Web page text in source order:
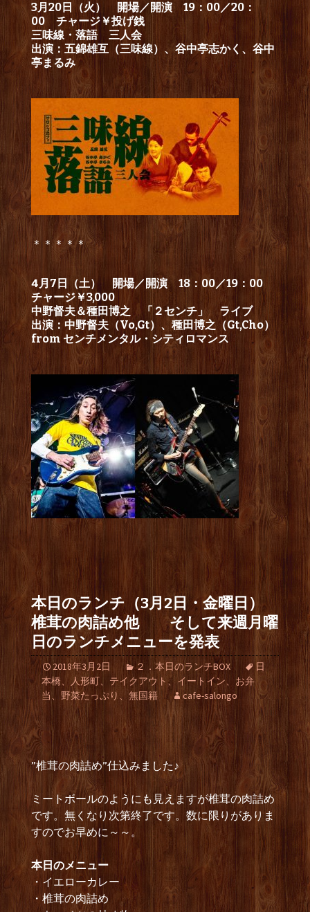
3月20日（火） 開場／開演 19：00／20：
00 チャージ￥投げ銭
三味線・落語 三人会
出演：五錦雄互（三味線）、谷中亭志かく、谷中
亭まるみ
＊＊＊＊＊
4月7日（土） 開場／開演 18：00／19：00
チャージ￥3,000
中野督夫＆種田博之 「２センチ」 ライブ
出演：中野督夫（Vo,Gt）、種田博之（Gt,Cho）
from センチメンタル・シティロマンス
本日のランチ（3月2日・金曜日）
椎茸の肉詰め他 そして来週月曜
日のランチメニューを発表
2018年3月2日 ２．本日のランチBOX
日
本橋、人形町、テイクアウト、イートイン、お弁
当、野菜たっぷり、無国籍
cafe-salongo
”椎茸の肉詰め”仕込みました♪
ミートボールのようにも見えますが椎茸の肉詰め
です。無くなり次第終了です。数に限りがありま
すのでお早めに～～。
本日のメニュー
・イエローカレー
・椎茸の肉詰め